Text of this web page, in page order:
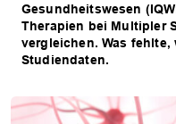
Gesundheitswesen
Therapien bei Multipler
vergleichen. Was fehlte,
Studiendaten.